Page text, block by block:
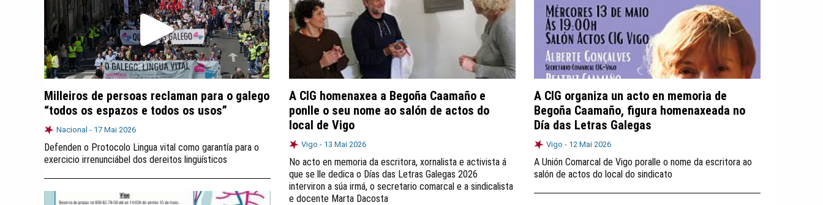
Milleiros de persoas reclaman para o galego
“todos os espazos e todos os usos”
Nacional - 17 Mai 2026
Defenden o Protocolo Lingua vital como garantía para o
exercicio irrenunciábel dos dereitos lingüísticos
A CIG homenaxea a Begoña Caamaño e
ponlle o seu nome ao salón de actos do
local de Vigo
Vigo - 13 Mai 2026
No acto en memoria da escritora, xornalista e activista á
que se lle dedica o Días das Letras Galegas 2026
interviron a súa irmá, o secretario comarcal e a sindicalista
e docente Marta Dacosta
A CIG organiza un acto en memoria de
Begoña Caamaño, figura homenaxeada no
Día das Letras Galegas
Vigo - 12 Mai 2026
A Unión Comarcal de Vigo poralle o nome da escritora ao
salón de actos do local do sindicato